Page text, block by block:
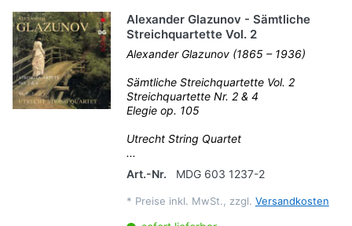
Alexander Glazunov - Sämtliche
Streichquartette Vol. 2
Alexander Glazunov (1865 – 1936)
Sämtliche Streichquartette Vol. 2
Streichquartette Nr. 2 & 4
Elegie op. 105
Utrecht String Quartet
...
Art.-Nr.
MDG 603 1237-2
* Preise inkl. MwSt., zzgl. Versandkosten